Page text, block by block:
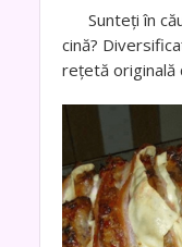
Sunteți în
cină?
rețetă originală